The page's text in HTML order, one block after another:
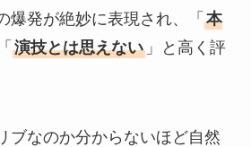
爆発が絶妙に表現され、「 本
演技とは思えない」と高く評
ブなのか分からないほど自然